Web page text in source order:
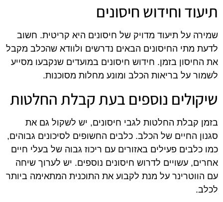
תיעוד וחידוש חיסונים
שמירה על תיעוד מדויק של חיסונים היא קריטית. חשוב
לדעת מתי החיסונים הבאים נדרשים ולוודא שהכלב מקבל
את החיסון בזמן. חידוש חיסונים במועדים שנקבעו מסייע
לשמור על בריאות הכלב ומונע מחלות מסוכנות.
שיקולים נוספים בעת קבלת החלטות
בזמן קבלת החלטות לגבי חיסונים, יש לשקול גם את
סגנון החיים של הכלב. כלבים החשופים לסיכונים גבוהים,
כמו כלבים פעילים באזורים עם ריכוז גבוה של בעלי חיים
אחרים, עשויים לדרוש חיסונים נוספים. יש לערוך שיחה
עם הווטרינר על מנת לקבוע את התוכנית המתאימה ביותר
לכלב.